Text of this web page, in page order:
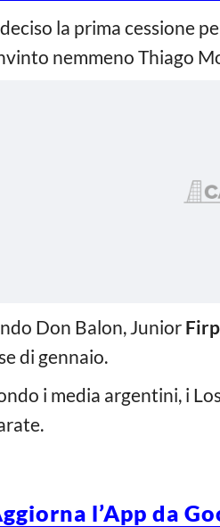
la prima cessione
nemmeno Thiago
Don Balon, Junior
di gennaio.
i media argentini, i
l’App da